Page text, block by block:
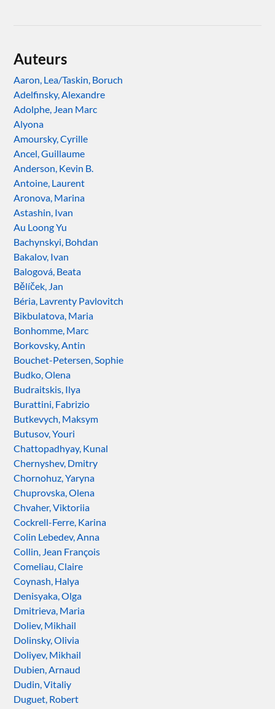
Auteurs
Aaron, Lea/Taskin, Boruch
Adelfinsky, Alexandre
Adolphe, Jean Marc
Alyona
Amoursky, Cyrille
Ancel, Guillaume
Anderson, Kevin B.
Antoine, Laurent
Aronova, Marina
Astashin, Ivan
Au Loong Yu
Bachynskyi, Bohdan
Bakalov, Ivan
Balogová, Beata
Bělíček, Jan
Béria, Lavrenty Pavlovitch
Bikbulatova, Maria
Bonhomme, Marc
Borkovsky, Antin
Bouchet-Petersen, Sophie
Budko, Olena
Budraitskis, Ilya
Burattini, Fabrizio
Butkevych, Maksym
Butusov, Youri
Chattopadhyay, Kunal
Chernyshev, Dmitry
Chornohuz, Yaryna
Chuprovska, Olena
Chvaher, Viktoriia
Cockrell-Ferre, Karina
Colin Lebedev, Anna
Collin, Jean François
Comeliau, Claire
Coynash, Halya
Denisyaka, Olga
Dmitrieva, Maria
Doliev, Mikhail
Dolinsky, Olivia
Doliyev, Mikhail
Dubien, Arnaud
Dudin, Vitaliy
Duguet, Robert